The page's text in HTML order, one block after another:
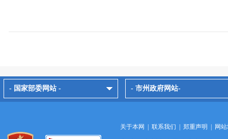
- 国家部委网站 - - 市州政府网站-
关于本网 联系我们 郑重声明 网